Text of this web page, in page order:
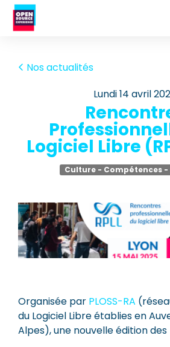
Nos actualités
lundi 14 avril
Logiciel Libre
Culture - Compétences
Organisée par PLOSS-RA
du Logiciel Libre établies en
Alpes), une nouvelle édition des